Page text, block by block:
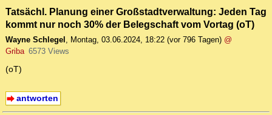
Tatsächl. Planung einer Großstadtverwaltung: Jeden Tag
kommt nur noch 30% der Belegschaft vom Vortag (oT)
Wayne Schlegel , Montag, 03.06.2024, 18:22 (vor 796 Tagen) @
Griba 6573 Views
(oT)
antworten